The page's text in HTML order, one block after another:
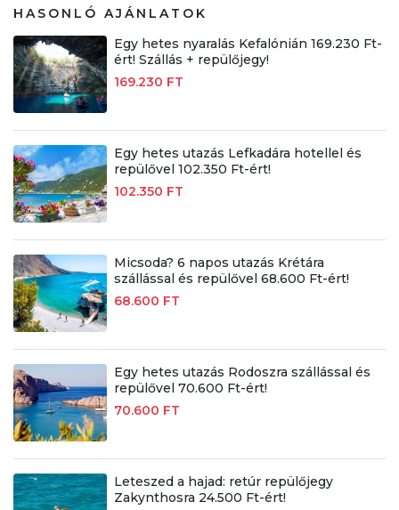
HASONLÓ AJÁNLATOK
Egy hetes nyaralás Kefalónián 169.230 Ft-
ért! Szállás + repülőjegy!
169.230 FT
Egy hetes utazás Lefkadára hotellel és
repülővel 102.350 Ft-ért!
102.350 FT
Micsoda? 6 napos utazás Krétára
szállással és repülővel 68.600 Ft-ért!
68.600 FT
Egy hetes utazás Rodoszra szállással és
repülővel 70.600 Ft-ért!
70.600 FT
Leteszed a hajad: retúr repülőjegy
Zakynthosra 24.500 Ft-ért!